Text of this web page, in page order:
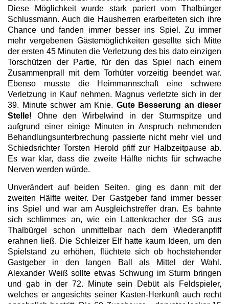
Diese Möglichkeit wurde stark pariert vom Thalbürger
Schlussmann. Auch die Hausherren erarbeiteten sich ihre
Chance und fanden immer besser ins Spiel. Zu immer
mehr vergebenen Gästemöglichkeiten gesellte sich Mitte
der ersten 45 Minuten die Verletzung des bis dato einzigen
Torschützen der Partie, für den das Spiel nach einem
Zusammenprall mit dem Torhüter vorzeitig beendet war.
Ebenso musste die Heimmannschaft eine schwere
Verletzung in Kauf nehmen. Magnus verletzte sich in der
39. Minute schwer am Knie. Gute Besserung an dieser
Stelle! Ohne den Wirbelwind in der Sturmspitze und
aufgrund einer einige Minuten in Anspruch nehmenden
Behandlungsunterbrechung passierte nicht mehr viel und
Schiedsrichter Torsten Herold pfiff zur Halbzeitpause ab.
Es war klar, dass die zweite Hälfte nichts für schwache
Nerven werden würde.
Unverändert auf beiden Seiten, ging es dann mit der
zweiten Hälfte weiter. Der Gastgeber fand immer besser
ins Spiel und war am Ausgleichstreffer dran. Es bahnte
sich schlimmes an, wie ein Lattenkracher der SG aus
Thalbürgel schon unmittelbar nach dem Wiederanpfiff
erahnen ließ. Die Schleizer Elf hatte kaum Ideen, um den
Spielstand zu erhöhen, flüchtete sich ob hochstehender
Gastgeber in den langen Ball als Mittel der Wahl.
Alexander Weiß sollte etwas Schwung im Sturm bringen
und gab in der 72. Minute sein Debüt als Feldspieler,
welches er angesichts seiner Kasten-Herkunft auch recht